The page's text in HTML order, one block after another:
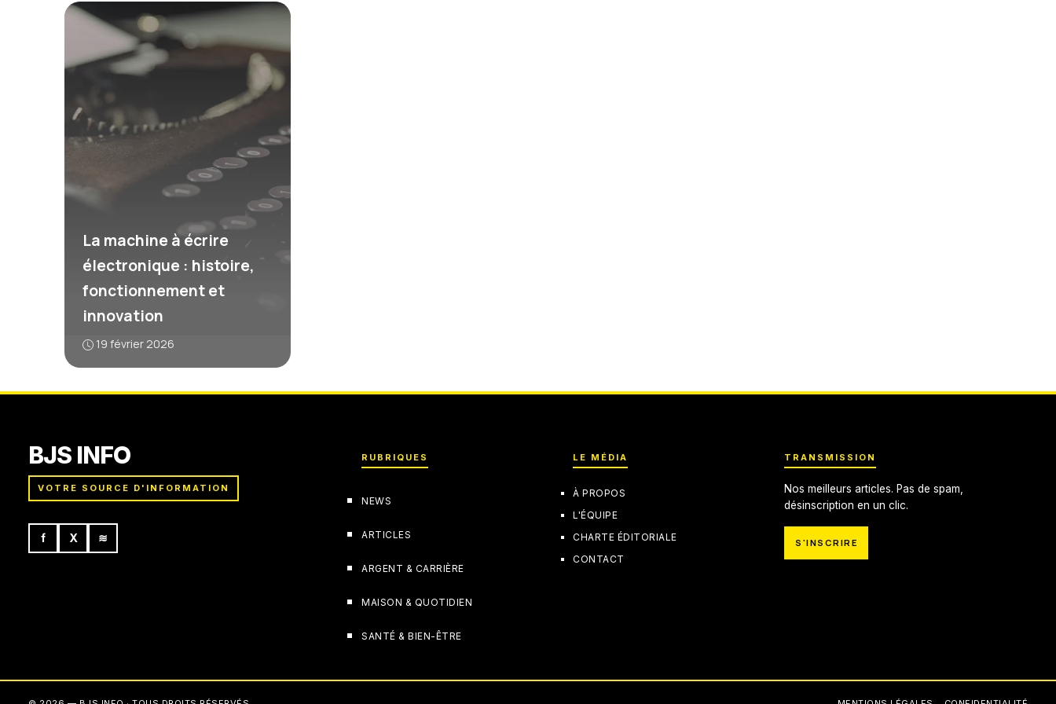
La machine à écrire
électronique : histoire,
fonctionnement et
innovation
19 février 2026
BJS INFO
VOTRE SOURCE D'INFORMATION
f X ≋
RUBRIQUES
NEWS
ARTICLES
ARGENT & CARRIÈRE
MAISON & QUOTIDIEN
SANTÉ & BIEN-ÊTRE
LE MÉDIA
À PROPOS
L'ÉQUIPE
CHARTE ÉDITORIALE
CONTACT
TRANSMISSION
Nos meilleurs articles. Pas de spam,
désinscription en un clic.
S'INSCRIRE